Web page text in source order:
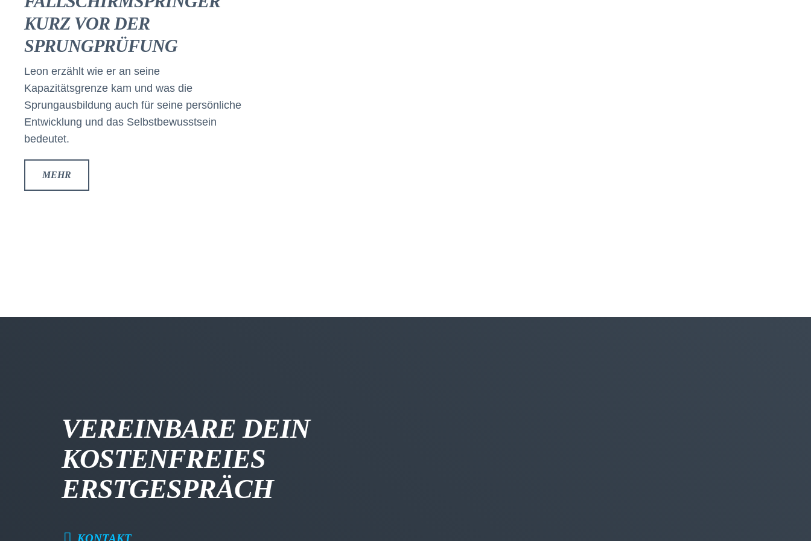
KURZ VOR DER
SPRUNGPRÜFUNG
Leon erzählt wie er an seine
Kapazitätsgrenze kam und was die
Sprungausbildung auch für seine persönliche
Entwicklung und das Selbstbewusstsein
bedeutet.
MEHR
VEREINBARE DEIN
KOSTENFREIES
ERSTGESPRÄCH
KONTAKT